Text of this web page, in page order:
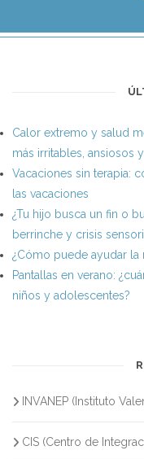
Calor extremo y salud
más irritables, ansiosos
Vacaciones sin terapia:
las vacaciones
¿Tu hijo busca un fin o
berrinche y crisis
¿Cómo puede ayudar
Pantallas en verano:
niños y adolescentes?
INVANEP (Instituto
CIS (Centro de